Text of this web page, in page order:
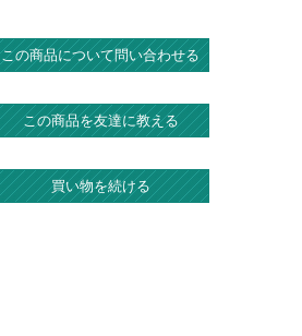
この商品について問い合わせる
この商品を友達に教える
買い物を続ける